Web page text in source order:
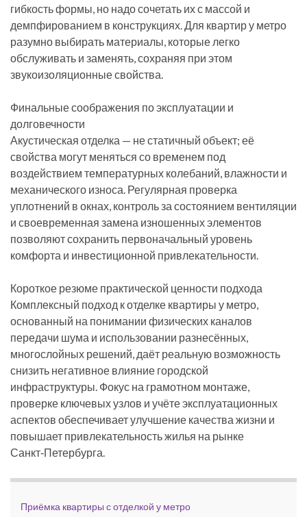
гибкость формы, но надо сочетать их с массой и
демпфированием в конструкциях. Для квартир у метро
разумно выбирать материалы, которые легко
обслуживать и заменять, сохраняя при этом
звукоизоляционные свойства.
Финальные соображения по эксплуатации и
долговечности
Акустическая отделка — не статичный объект; её
свойства могут меняться со временем под
воздействием температурных колебаний, влажности и
механического износа. Регулярная проверка
уплотнений в окнах, контроль за состоянием вентиляции
и своевременная замена изношенных элементов
позволяют сохранить первоначальный уровень
комфорта и инвестиционной привлекательности.
Короткое резюме практической ценности подхода
Комплексный подход к отделке квартиры у метро,
основанный на понимании физических каналов
передачи шума и использовании разнесённых,
многослойных решений, даёт реальную возможность
снизить негативное влияние городской
инфраструктуры. Фокус на грамотном монтаже,
проверке ключевых узлов и учёте эксплуатационных
аспектов обеспечивает улучшение качества жизни и
повышает привлекательность жилья на рынке
Санкт‑Петербурга.
Приёмка квартиры с отделкой у метро